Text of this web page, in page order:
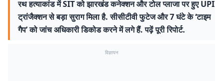
रथ हत्याकांड में SIT को झारखंड कनेक्शन और टोल प्लाजा पर हुए UPI
ट्रांजैक्शन से बड़ा सुराग मिला है. सीसीटीवी फुटेज और 7 घंटे के ‘टाइम
गैप’ को जांच अधिकारी डिकोड करने में लगे हैं. पढ़ें पूरी रिपोर्ट.
विज्ञापन